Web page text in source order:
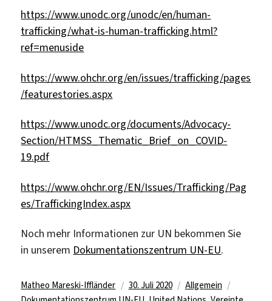
https://www.unodc.org/unodc/en/human-
trafficking/what-is-human-trafficking.html?
ref=menuside
https://www.ohchr.org/en/issues/trafficking/pages
/featurestories.aspx
https://www.unodc.org/documents/Advocacy-
Section/HTMSS_Thematic_Brief_on_COVID-
19.pdf
https://www.ohchr.org/EN/Issues/Trafficking/Pag
es/TraffickingIndex.aspx
Noch mehr Informationen zur UN bekommen Sie
in unserem Dokumentationszentrum UN-EU.
Autor
Matheo Mareski-Iffländer
Veröffentlicht
30. Juli 2020 Kategorien
Allgemein